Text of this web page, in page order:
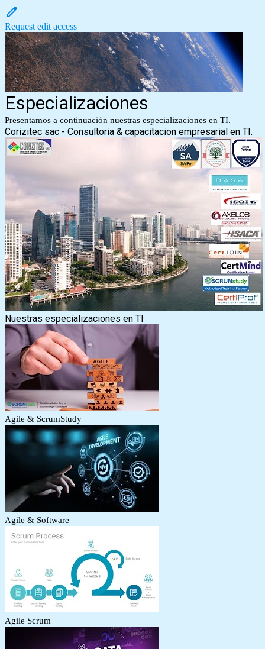
Request edit access
Especializaciones
Presentamos a continuación nuestras especializaciones en TI.
Corizitec sac - Consultoria & capacitacion empresarial en TI.
Nuestras especializaciones en TI
Agile & ScrumStudy
Agile & Software
Agile Scrum